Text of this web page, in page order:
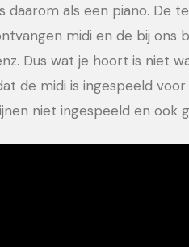
daarom als een piano. De
midi en de bij ons
Dus wat je hoort is niet
de midi is ingespeeld
niet ingespeeld en ook